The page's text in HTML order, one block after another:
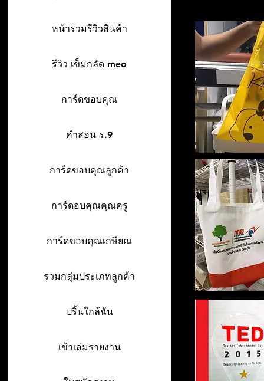
หน้ารวมรีวิวสินค้า
รีวิว เข็มกลัด meo
การ์ดขอบคุณ
คำสอน ร.9
การ์ดขอบคุณลูกค้า
การ์ดอบคุณคุณครู
การ์ดขอบคุณเกษียณ
รวมกลุ่มประเภทลูกค้า
ปริ้นใกล้ฉัน
เข้าเล่มรายงาน